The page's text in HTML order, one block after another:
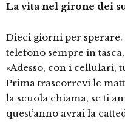
La vita nel girone dei
Dieci giorni per
telefono sempre in
«Adesso, con i cellulari,
Prima trascorrevi le
la scuola chiama, se ti
quest’anno avrai la